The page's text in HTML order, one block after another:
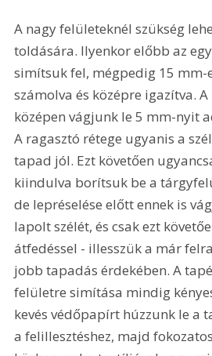
A nagy felületeknél szükség
toldására. Ilyenkor előbb az
simítsuk fel, mégpedig 15 mm-
számolva és középre igazítva.
középen vágjunk le 5 mm-nyit
A ragasztó rétege ugyanis a
tapad jól. Ezt követően
kiindulva borítsuk be a
de lepréselése előtt ennek is
lapolt szélét, és csak ezt
átfedéssel - illesszük a már
jobb tapadás érdekében. A
felületre simítása mindig
kevés védőpapírt húzzunk le a
a felillesztéshez, majd